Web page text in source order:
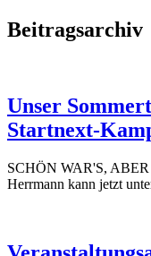
Beitragsarchiv
Unser
Startnext-
SCHÖN WAR'S,
Herrmann kann jetzt